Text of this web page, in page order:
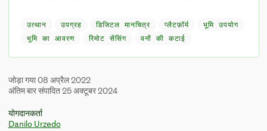
उत्थान उपग्रह डिजिटल मानचित्र प्लैटफ़ॉर्म
भूमि उपयोग
भूमि का आवरण
रिमोट सेंसिंग वनों की कटाई
जोड़ा गया 08 अप्रैल 2022
अंतिम बार संपादित 25 अक्टूबर 2024
योगदानकर्ता
Danilo Urzedo